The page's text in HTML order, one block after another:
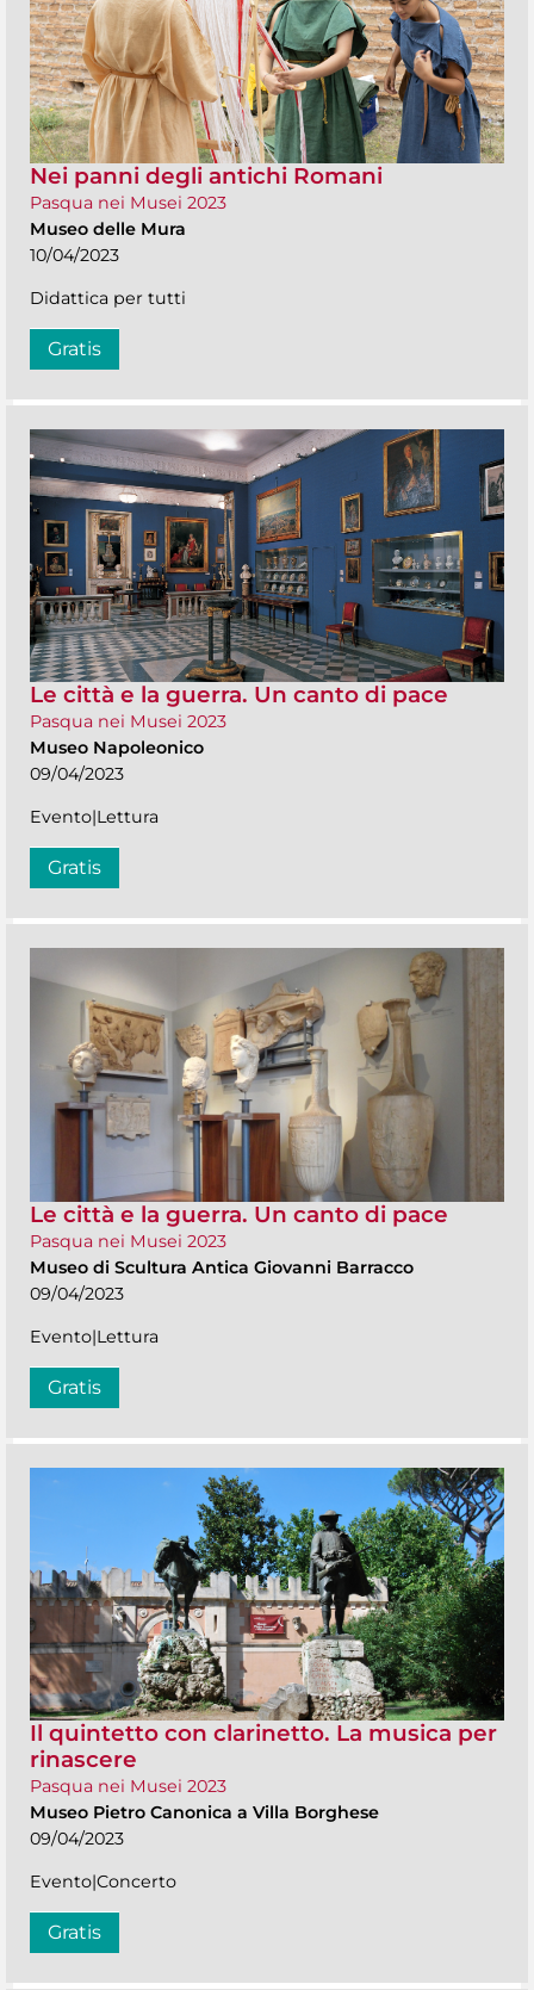
Nei panni degli antichi Romani
Pasqua nei Musei 2023
Museo delle Mura
10/04/2023
Didattica per tutti
Gratis
Le città e la guerra. Un canto di pace
Pasqua nei Musei 2023
Museo Napoleonico
09/04/2023
Evento|Lettura
Gratis
Le città e la guerra. Un canto di pace
Pasqua nei Musei 2023
Museo di Scultura Antica Giovanni Barracco
09/04/2023
Evento|Lettura
Gratis
Il quintetto con clarinetto. La musica per
rinascere
Pasqua nei Musei 2023
Museo Pietro Canonica a Villa Borghese
09/04/2023
Evento|Concerto
Gratis